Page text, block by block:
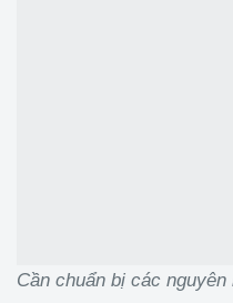
Cần chuẩn bị các nguyên